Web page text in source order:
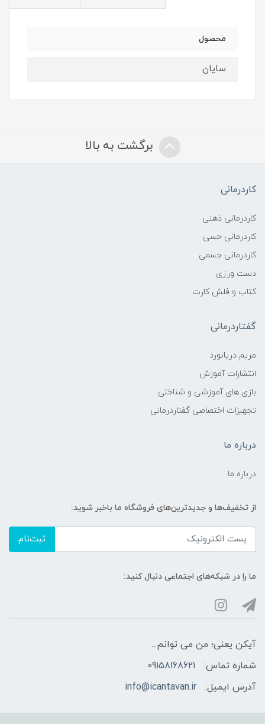
محصول
سایان
برگشت به بالا
کاردرمانی
کاردرمانی ذهنی
کاردرمانی حسی
کاردرمانی جسمی
دست ورزی
کتاب و فلش کارت
گفتاردرمانی
مریم دریانورد
انتشارات آموزش
بازی های آموزشی و شناختی
تجهیزات اختصاصی گفتاردرمانی
درباره ما
درباره ما
از تخفیف‌ها و جدیدترین‌های فروشگاه ما باخبر شوید:
ثبت‌نام
ما را در شبکه‌های اجتماعی دنبال کنید:
آیکن یعنی؛ من می توانم...
شماره تماس:
09158168621
آدرس ایمیل:
info@icantavan.ir